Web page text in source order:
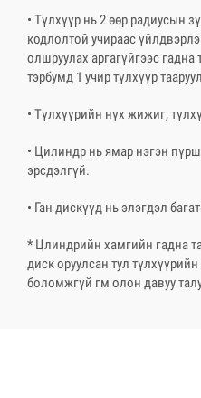
• Түлхүүр нь 2 өөр радиусын
кодлолтой учираас
олшруулах аргагүйгээс
тэрбумд 1 учир түлхүүр
• Түлхүүрийн нүх жижиг,
• Цилиндр нь ямар нэгэн
эрсдэлгүй.
• Ган дискүүд нь элэгдэл
* Цлиндрийн хамгийн гадна
диск оруулсан тул
боломжгүй гм олон давуу